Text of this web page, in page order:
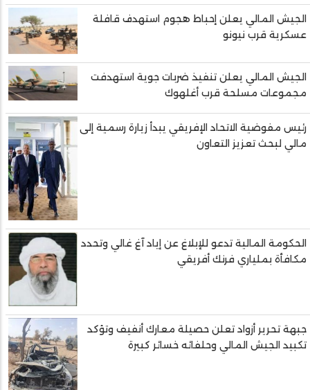
الجيش المالي يعلن إحباط هجوم استهدف قافلة
عسكرية قرب نيونو
الجيش المالي يعلن تنفيذ ضربات جوية استهدفت
مجموعات مسلحة قرب أغلهوك
رئيس مفوضية الاتحاد الإفريقي يبدأ زيارة رسمية إلى
مالي لبحث تعزيز التعاون
الحكومة المالية تدعو للإبلاغ عن إياد آغ غالي وتحدد
مكافأة بملياري فرنك أفريقي
جبهة تحرير أزواد تعلن حصيلة معارك أنفيف وتؤكد
تكبيد الجيش المالي وحلفائه خسائر كبيرة